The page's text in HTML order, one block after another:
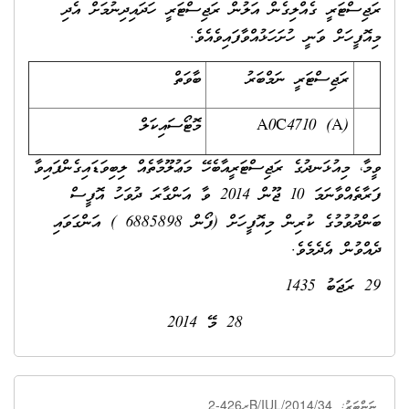
ރަޖިސްޓަރީ ގެއްލިގެން އަލުން ރަޖިސްޓަރީ ހަދައިދިނުމަށް އެދި
މިއޮފީހަށް ވަނީ ހުށަހަޅުއްވާފައިވެއެވެ.
ރަޖިސްޓަރީ ނަމްބަރު
ބާވަތް
A0C4710 (A)
މޮޓޯސައިކަލް
ވީމާ، މިއުޅަނދުގެ ރަޖިސްޓަރީއާބެހޭ މަޢުލޫމާތެއް ލިބިވަޑައިގެންފައިވާ
ފަރާތެއްވާނަމަ 10 ޖޫން 2014 ވާ އަންގާރަ ދުވަހު އޮފީސް
ބަންދުވުމުގެ ކުރިން މިއޮފީހަށް (ފޯން 6885898 ) އަންގަވައި
ދެއްވުން އެދެމެވެ.
29 ރަޖަބު 1435
28 މޭ 2014
ރ426-2B/IUL/2014/34